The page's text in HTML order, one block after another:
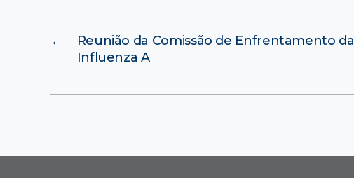
←
Reunião da Comissão de Enfrentamento
Influenza A